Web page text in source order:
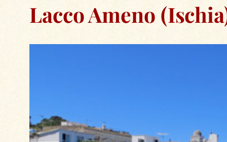
Lacco Ameno